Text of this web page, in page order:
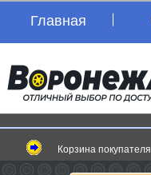
Главная
Корзина покупателя